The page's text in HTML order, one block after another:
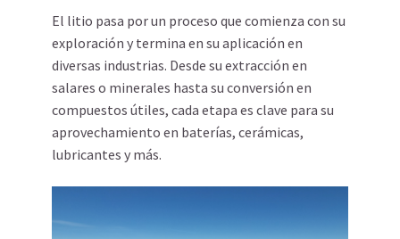
El litio pasa por un proceso que comienza con su
exploración y termina en su aplicación en
diversas industrias. Desde su extracción en
salares o minerales hasta su conversión en
compuestos útiles, cada etapa es clave para su
aprovechamiento en baterías, cerámicas,
lubricantes y más.